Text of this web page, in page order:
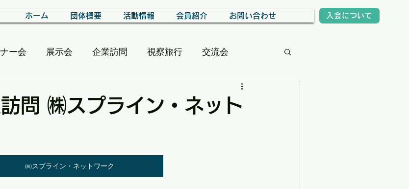
ホーム 団体概要 活動情報 会員紹介 お問い合わせ 入会について
ー会 展示会 企業訪問 視察旅行 交流会
問 ㈱スプライン・ネット
㈱スプライン・ネットワーク